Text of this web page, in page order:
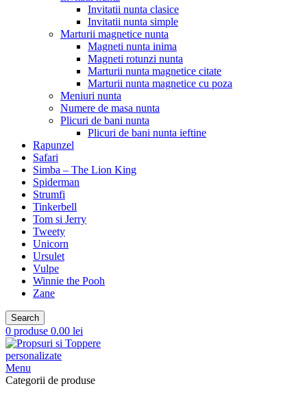
Invitatii nunta clasice
Invitatii nunta simple
Marturii magnetice nunta
Magneti nunta inima
Magneti rotunzi nunta
Marturii nunta magnetice citate
Marturii nunta magnetice cu poza
Meniuri nunta
Numere de masa nunta
Plicuri de bani nunta
Plicuri de bani nunta ieftine
Rapunzel
Safari
Simba – The Lion King
Spiderman
Strumfi
Tinkerbell
Tom si Jerry
Tweety
Unicorn
Ursulet
Vulpe
Winnie the Pooh
Zane
Search
0 produse 0.00 lei
Menu
Categorii de produse